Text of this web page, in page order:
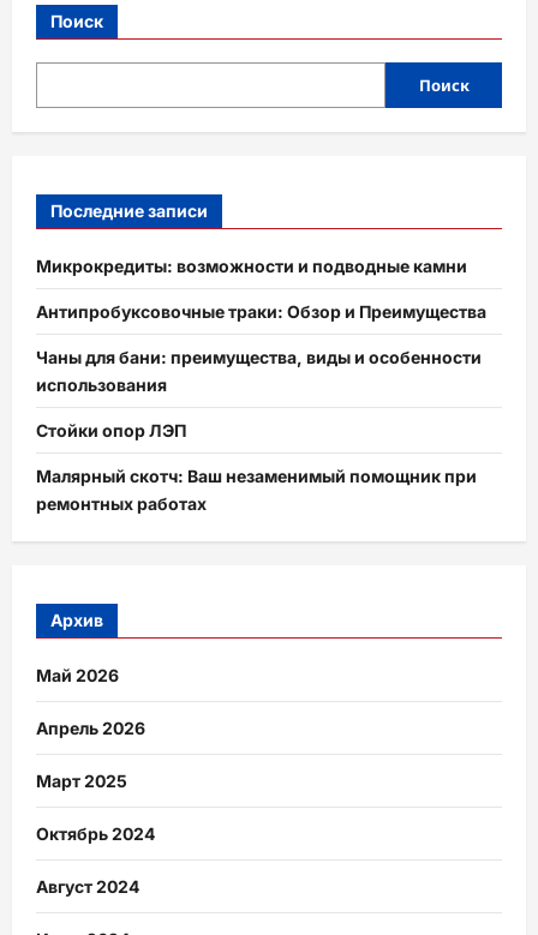
Поиск
Поиск
Последние записи
Микрокредиты: возможности и подводные камни
Антипробуксовочные траки: Обзор и Преимущества
Чаны для бани: преимущества, виды и особенности
использования
Стойки опор ЛЭП
Малярный скотч: Ваш незаменимый помощник при
ремонтных работах
Архив
Май 2026
Апрель 2026
Март 2025
Октябрь 2024
Август 2024